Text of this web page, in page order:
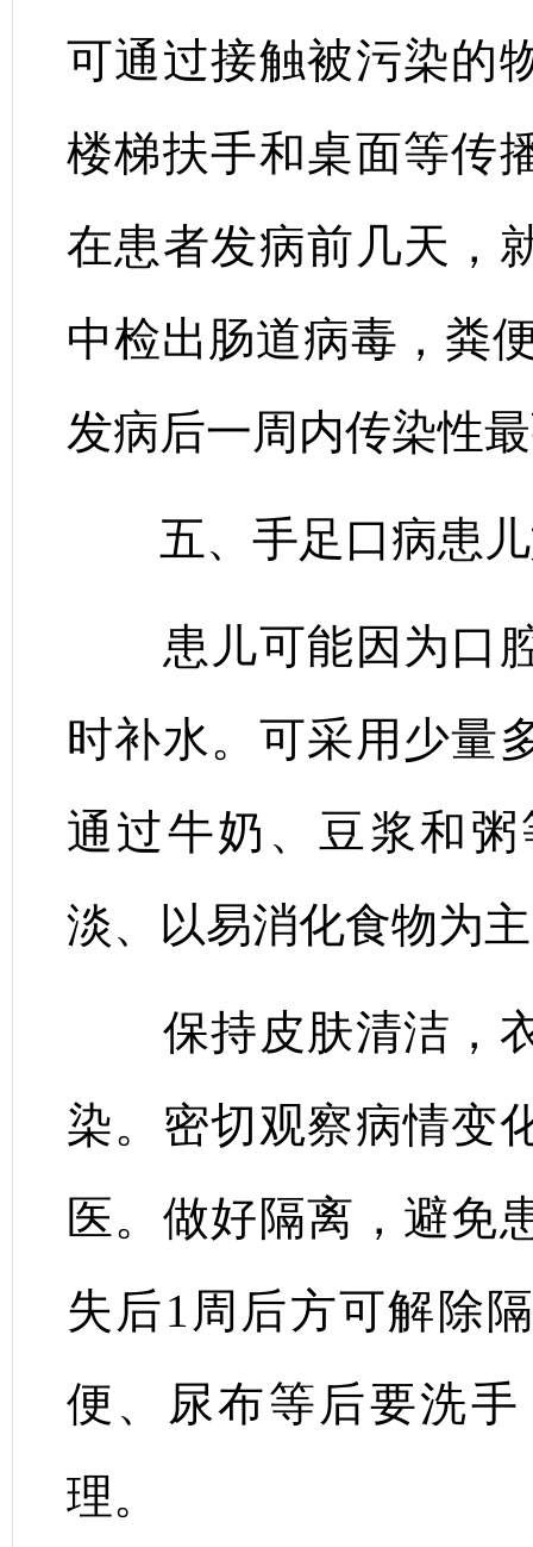
可通过接触被污染的
楼梯扶手和桌面等传
在患者发病前几天，
中检出肠道病毒，粪
发病后一周内传染性
五、手足口病患儿
患儿可能因为口腔
时补水。可采用少量
通过牛奶、豆浆和
淡、以易消化食物为
保持皮肤清洁，衣
染。密切观察病情变
医。做好隔离，避免
失后1周后方可解除
便、尿布等后要洗
理。